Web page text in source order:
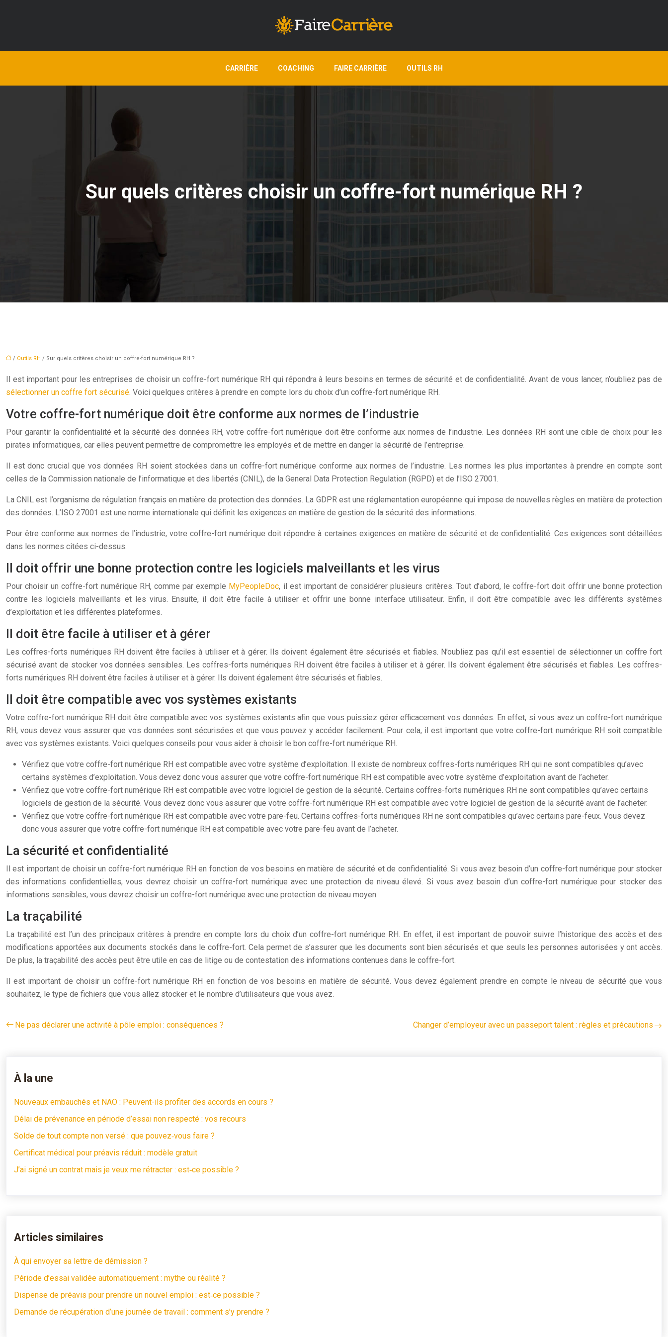
CARRIÈRE COACHING FAIRE CARRIÈRE OUTILS RH
Sur quels critères choisir un coffre-fort numérique RH ?
/ Outils RH / Sur quels critères choisir un coffre-fort numérique RH ?
Il est important pour les entreprises de choisir un coffre-fort numérique RH qui répondra à leurs besoins en termes de sécurité et de confidentialité. Avant de vous lancer, n’oubliez pas de
sélectionner un coffre fort sécurisé. Voici quelques critères à prendre en compte lors du choix d’un coffre-fort numérique RH.
Votre coffre-fort numérique doit être conforme aux normes de l’industrie
Pour garantir la confidentialité et la sécurité des données RH, votre coffre-fort numérique doit être conforme aux normes de l’industrie. Les données RH sont une cible de choix pour les
pirates informatiques, car elles peuvent permettre de compromettre les employés et de mettre en danger la sécurité de l’entreprise.
Il est donc crucial que vos données RH soient stockées dans un coffre-fort numérique conforme aux normes de l’industrie. Les normes les plus importantes à prendre en compte sont
celles de la Commission nationale de l’informatique et des libertés (CNIL), de la General Data Protection Regulation (RGPD) et de l’ISO 27001.
La CNIL est l’organisme de régulation français en matière de protection des données. La GDPR est une réglementation européenne qui impose de nouvelles règles en matière de protection
des données. L’ISO 27001 est une norme internationale qui définit les exigences en matière de gestion de la sécurité des informations.
Pour être conforme aux normes de l’industrie, votre coffre-fort numérique doit répondre à certaines exigences en matière de sécurité et de confidentialité. Ces exigences sont détaillées
dans les normes citées ci-dessus.
Il doit offrir une bonne protection contre les logiciels malveillants et les virus
Pour choisir un coffre-fort numérique RH, comme par exemple MyPeopleDoc, il est important de considérer plusieurs critères. Tout d’abord, le coffre-fort doit offrir une bonne protection
contre les logiciels malveillants et les virus. Ensuite, il doit être facile à utiliser et offrir une bonne interface utilisateur. Enfin, il doit être compatible avec les différents systèmes
d’exploitation et les différentes plateformes.
Il doit être facile à utiliser et à gérer
Les coffres-forts numériques RH doivent être faciles à utiliser et à gérer. Ils doivent également être sécurisés et fiables. N’oubliez pas qu’il est essentiel de sélectionner un coffre fort
sécurisé avant de stocker vos données sensibles. Les coffres-forts numériques RH doivent être faciles à utiliser et à gérer. Ils doivent également être sécurisés et fiables. Les coffres-
forts numériques RH doivent être faciles à utiliser et à gérer. Ils doivent également être sécurisés et fiables.
Il doit être compatible avec vos systèmes existants
Votre coffre-fort numérique RH doit être compatible avec vos systèmes existants afin que vous puissiez gérer efficacement vos données. En effet, si vous avez un coffre-fort numérique
RH, vous devez vous assurer que vos données sont sécurisées et que vous pouvez y accéder facilement. Pour cela, il est important que votre coffre-fort numérique RH soit compatible
avec vos systèmes existants. Voici quelques conseils pour vous aider à choisir le bon coffre-fort numérique RH.
Vérifiez que votre coffre-fort numérique RH est compatible avec votre système d’exploitation. Il existe de nombreux coffres-forts numériques RH qui ne sont compatibles qu’avec
certains systèmes d’exploitation. Vous devez donc vous assurer que votre coffre-fort numérique RH est compatible avec votre système d’exploitation avant de l’acheter.
Vérifiez que votre coffre-fort numérique RH est compatible avec votre logiciel de gestion de la sécurité. Certains coffres-forts numériques RH ne sont compatibles qu’avec certains
logiciels de gestion de la sécurité. Vous devez donc vous assurer que votre coffre-fort numérique RH est compatible avec votre logiciel de gestion de la sécurité avant de l’acheter.
Vérifiez que votre coffre-fort numérique RH est compatible avec votre pare-feu. Certains coffres-forts numériques RH ne sont compatibles qu’avec certains pare-feux. Vous devez
donc vous assurer que votre coffre-fort numérique RH est compatible avec votre pare-feu avant de l’acheter.
La sécurité et confidentialité
Il est important de choisir un coffre-fort numérique RH en fonction de vos besoins en matière de sécurité et de confidentialité. Si vous avez besoin d’un coffre-fort numérique pour stocker
des informations confidentielles, vous devrez choisir un coffre-fort numérique avec une protection de niveau élevé. Si vous avez besoin d’un coffre-fort numérique pour stocker des
informations sensibles, vous devrez choisir un coffre-fort numérique avec une protection de niveau moyen.
La traçabilité
La traçabilité est l’un des principaux critères à prendre en compte lors du choix d’un coffre-fort numérique RH. En effet, il est important de pouvoir suivre l’historique des accès et des
modifications apportées aux documents stockés dans le coffre-fort. Cela permet de s’assurer que les documents sont bien sécurisés et que seuls les personnes autorisées y ont accès.
De plus, la traçabilité des accès peut être utile en cas de litige ou de contestation des informations contenues dans le coffre-fort.
Il est important de choisir un coffre-fort numérique RH en fonction de vos besoins en matière de sécurité. Vous devez également prendre en compte le niveau de sécurité que vous
souhaitez, le type de fichiers que vous allez stocker et le nombre d’utilisateurs que vous avez.
Ne pas déclarer une activité à pôle emploi : conséquences ? Changer d’employeur avec un passeport talent : règles et précautions
À la une
Nouveaux embauchés et NAO : Peuvent-ils profiter des accords en cours ?
Délai de prévenance en période d’essai non respecté : vos recours
Solde de tout compte non versé : que pouvez‑vous faire ?
Certificat médical pour préavis réduit : modèle gratuit
J’ai signé un contrat mais je veux me rétracter : est‑ce possible ?
Articles similaires
À qui envoyer sa lettre de démission ?
Période d’essai validée automatiquement : mythe ou réalité ?
Dispense de préavis pour prendre un nouvel emploi : est‑ce possible ?
Demande de récupération d’une journée de travail : comment s’y prendre ?